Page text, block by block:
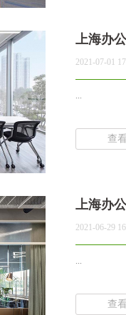
上海办
2021-07-01
...
查
上海办
2021-06-29
...
查